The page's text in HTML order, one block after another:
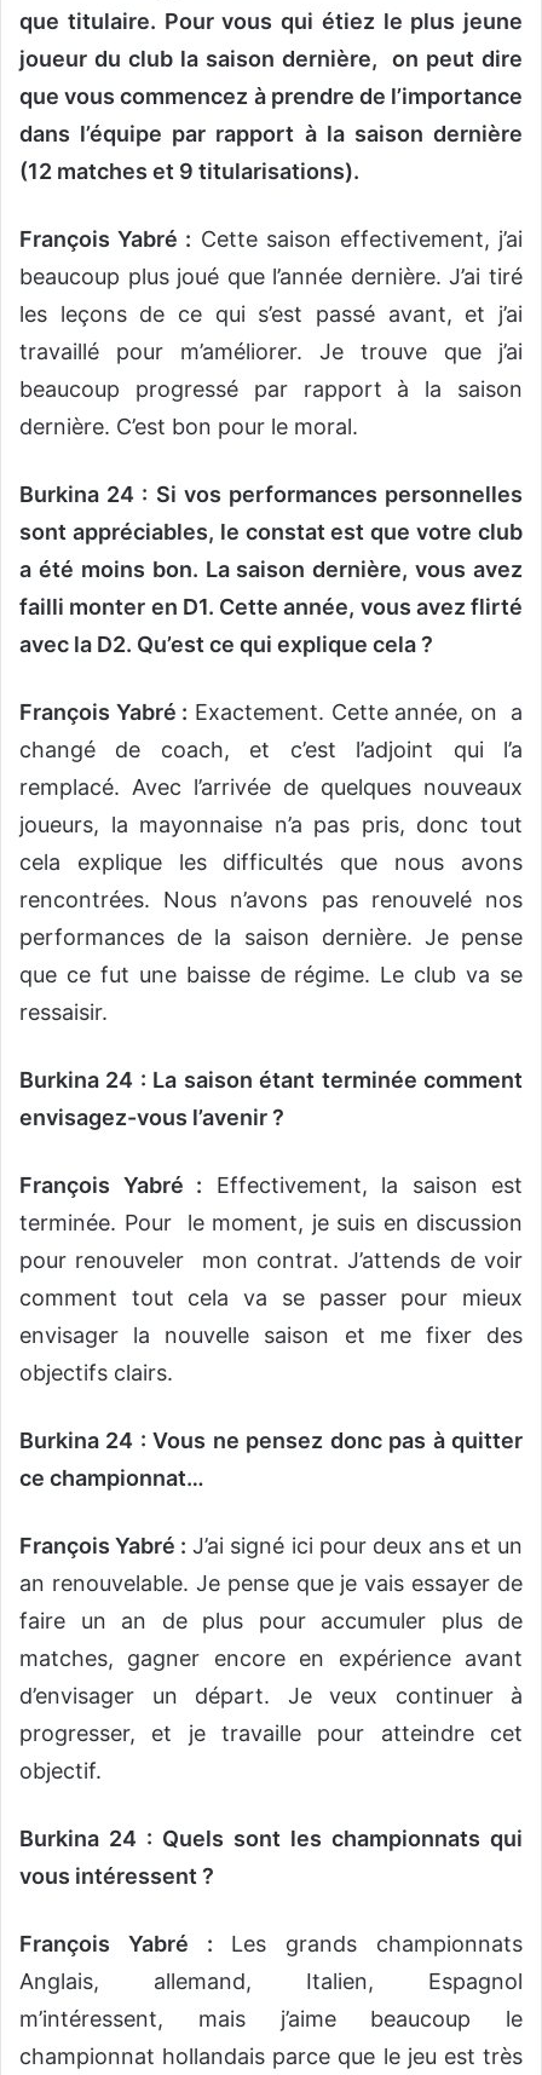
que titulaire. Pour vous qui étiez le plus jeune
joueur du club la saison dernière, on peut dire
que vous commencez à prendre de l’importance
dans l’équipe par rapport à la saison dernière
(12 matches et 9 titularisations).
François Yabré : Cette saison effectivement, j’ai
beaucoup plus joué que l’année dernière. J’ai tiré
les leçons de ce qui s’est passé avant, et j’ai
travaillé pour m’améliorer. Je trouve que j’ai
beaucoup progressé par rapport à la saison
dernière. C’est bon pour le moral.
Burkina 24 : Si vos performances personnelles
sont appréciables, le constat est que votre club
a été moins bon. La saison dernière, vous avez
failli monter en D1. Cette année, vous avez flirté
avec la D2. Qu’est ce qui explique cela ?
François Yabré : Exactement. Cette année, on a
changé de coach, et c’est l’adjoint qui l’a
remplacé. Avec l’arrivée de quelques nouveaux
joueurs, la mayonnaise n’a pas pris, donc tout
cela explique les difficultés que nous avons
rencontrées. Nous n’avons pas renouvelé nos
performances de la saison dernière. Je pense
que ce fut une baisse de régime. Le club va se
ressaisir.
Burkina 24 : La saison étant terminée comment
envisagez-vous l’avenir ?
François Yabré : Effectivement, la saison est
terminée. Pour le moment, je suis en discussion
pour renouveler mon contrat. J’attends de voir
comment tout cela va se passer pour mieux
envisager la nouvelle saison et me fixer des
objectifs clairs.
Burkina 24 : Vous ne pensez donc pas à quitter
ce championnat…
François Yabré : J’ai signé ici pour deux ans et un
an renouvelable. Je pense que je vais essayer de
faire un an de plus pour accumuler plus de
matches, gagner encore en expérience avant
d’envisager un départ. Je veux continuer à
progresser, et je travaille pour atteindre cet
objectif.
Burkina 24 : Quels sont les championnats qui
vous intéressent ?
François Yabré : Les grands championnats
Anglais, allemand, Italien, Espagnol
m’intéressent, mais j’aime beaucoup le
championnat hollandais parce que le jeu est très